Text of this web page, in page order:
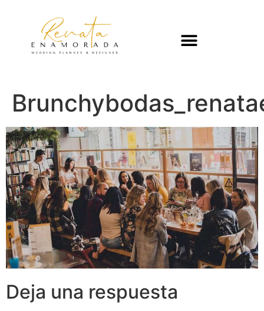
Deja una respuesta